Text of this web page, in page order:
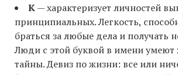
K— характеризует личностей
принципиальных. Легкость,
браться за любые дела и получать
Люди с этой буквой в имени умеют
тайны. Девиз по жизни: все или